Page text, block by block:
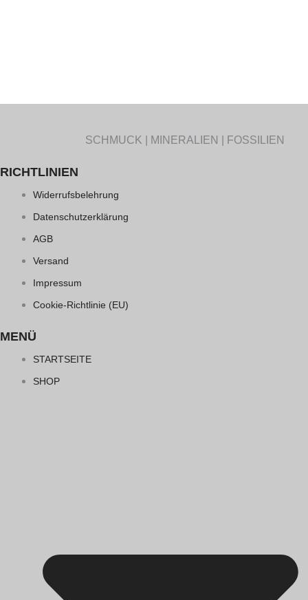
SCHMUCK | MINERALIEN | FOSSILIEN
RICHTLINIEN
Widerrufsbelehrung
Datenschutzerklärung
AGB
Versand
Impressum
Cookie-Richtlinie (EU)
MENÜ
STARTSEITE
SHOP